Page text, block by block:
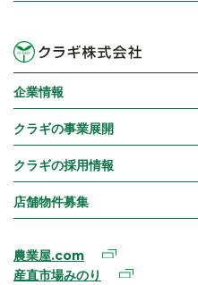
企業情報
クラギの事業展開
クラギの採用情報
店舗物件募集
農業屋.com
産直市場みのり